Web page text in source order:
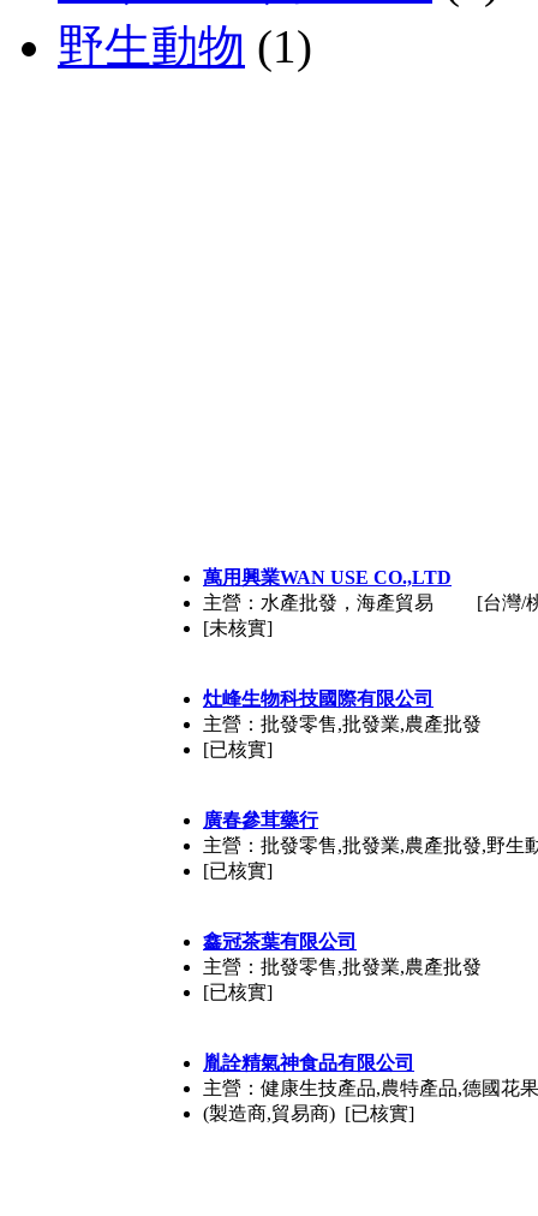
野生動物 (1)
萬用興業WAN USE CO.,LTD
主營：水產批發，海產貿易
[未核實]
[台灣/
灶峰生物科技國際有限公司
主營：批發零售,批發業,農產批發
[已核實]
廣春參茸藥行
主營：批發零售,批發業,農產批發,野生
[已核實]
鑫冠茶葉有限公司
主營：批發零售,批發業,農產批發
[已核實]
胤詮精氣神食品有限公司
主營：健康生技產品,農特產品,德國花
(製造商,貿易商) [已核實]